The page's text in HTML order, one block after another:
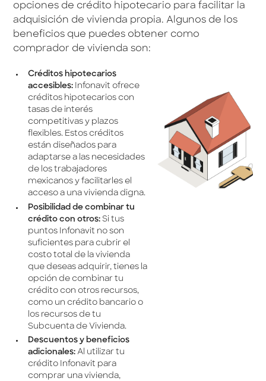
opciones de crédito hipotecario para facilitar la
adquisición de vivienda propia. Algunos de los
beneficios que puedes obtener como
comprador de vivienda son:
Créditos hipotecarios
accesibles:
Infonavit ofrece
créditos hipotecarios con
tasas de interés
competitivas y plazos
flexibles. Estos créditos
están diseñados para
adaptarse a las necesidades
de los trabajadores
mexicanos y facilitarles el
acceso a una vivienda digna.
Posibilidad de combinar tu
crédito con otros: Si tus
puntos Infonavit no son
suficientes para cubrir el
costo total de la vivienda
que deseas adquirir, tienes la
opción de combinar tu
crédito con otros recursos,
como un crédito bancario o
los recursos de tu
Subcuenta de Vivienda.
Descuentos y beneficios
adicionales:Al utilizar tu
crédito Infonavit para
comprar una vivienda,